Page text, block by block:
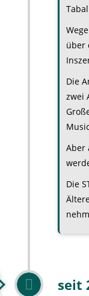
über
Die
zwei
Aber
Die
seit